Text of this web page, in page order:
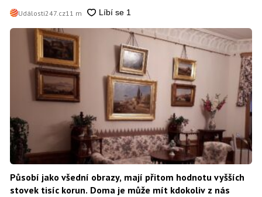
Události247.cz11 m
Působí jako všední obrazy, mají přitom hodnotu vyšších
stovek tisíc korun. Doma je může mít kdokoliv z nás